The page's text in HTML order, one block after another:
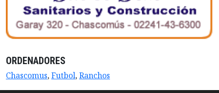
ORDENADORES
Chascomus,Futbol,Ranchos